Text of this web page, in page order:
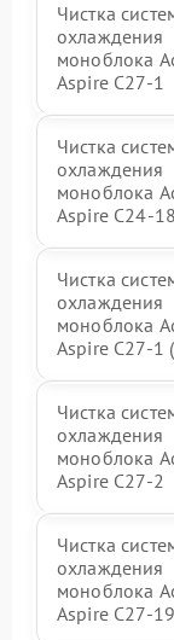
Чистка
охлаждения
моноблока
Aspire C27-1
Чистка
охлаждения
моноблока
Aspire C24-
Чистка
охлаждения
моноблока
Aspire C27-1
Чистка
охлаждения
моноблока
Aspire C27-2
Чистка
охлаждения
моноблока
Aspire C27-